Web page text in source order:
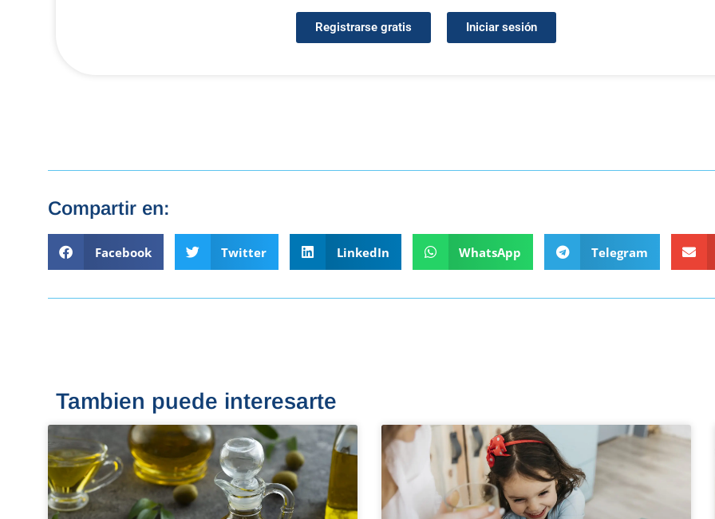
Registrarse gratis Iniciar sesión
Compartir en:
Facebook Twitter LinkedIn WhatsApp Telegram
Tambien puede interesarte